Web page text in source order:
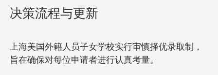
决策流程与更新
上海美国外籍人员子女学校实行审慎择优录取制，
旨在确保对每位申请者进行认真考量。